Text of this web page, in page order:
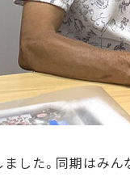
した。同期はみ